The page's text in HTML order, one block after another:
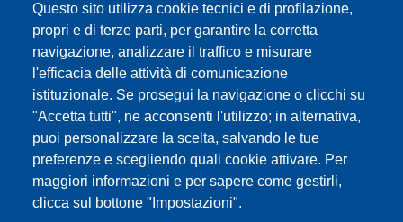
Questo sito utilizza cookie tecnici e di profilazione,
propri e di terze parti, per garantire la corretta
navigazione, analizzare il traffico e misurare
l'efficacia delle attività di comunicazione
istituzionale. Se prosegui la navigazione o clicchi su
"Accetta tutti", ne acconsenti l'utilizzo; in alternativa,
puoi personalizzare la scelta, salvando le tue
preferenze e scegliendo quali cookie attivare. Per
maggiori informazioni e per sapere come gestirli,
clicca sul bottone "Impostazioni".
Partita IVA: 00427620364
e-mail: urp@unimore.it
PEC: primo contatto: urp@pec.unimore.it
Indirizzo ReGIndE per notifica Atti Processuali:
direzionelegale@pec.unimore.it
Sede di Modena: Via Università 4, 41121 Modena, Tel. 059
2056511 - Fax 059 245156
Sede di Reggio Emilia: Viale A. Allegri 9, 42121 Reggio
Emilia, Tel. 0522 523041 - Fax 0522 523045